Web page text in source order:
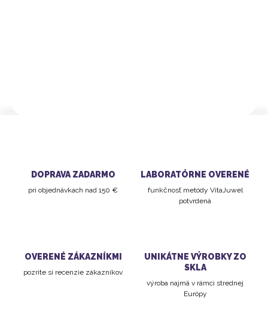
DOPRAVA ZADARMO
pri objednávkach nad 150 €
LABORATÓRNE OVERENÉ
funkčnosť metódy VitaJuwel
potvrdená
OVERENÉ ZÁKAZNÍKMI
pozrite si recenzie zákazníkov
UNIKÁTNE VÝROBKY ZO
SKLA
výroba najmä v rámci strednej
Európy